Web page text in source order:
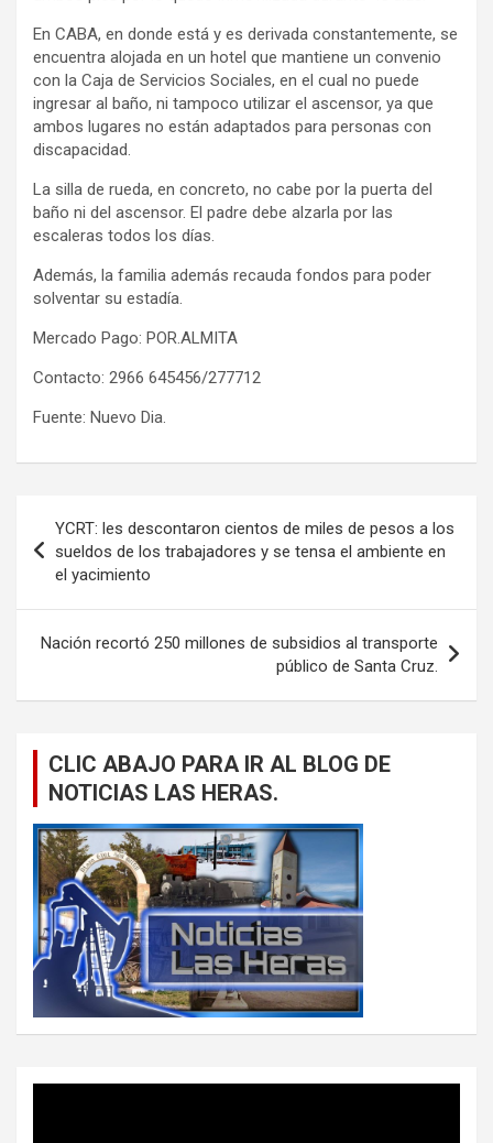
En CABA, en donde está y es derivada constantemente, se
encuentra alojada en un hotel que mantiene un convenio
con la Caja de Servicios Sociales, en el cual no puede
ingresar al baño, ni tampoco utilizar el ascensor, ya que
ambos lugares no están adaptados para personas con
discapacidad.
La silla de rueda, en concreto, no cabe por la puerta del
baño ni del ascensor. El padre debe alzarla por las
escaleras todos los días.
Además, la familia además recauda fondos para poder
solventar su estadía.
Mercado Pago: POR.ALMITA
Contacto: 2966 645456/277712
Fuente: Nuevo Dia.
de
entradas
YCRT: les descontaron cientos de miles de pesos a los
sueldos de los trabajadores y se tensa el ambiente en
el yacimiento
Nación recortó 250 millones de subsidios al transporte
público de Santa Cruz.
CLIC ABAJO PARA IR AL BLOG DE
NOTICIAS LAS HERAS.